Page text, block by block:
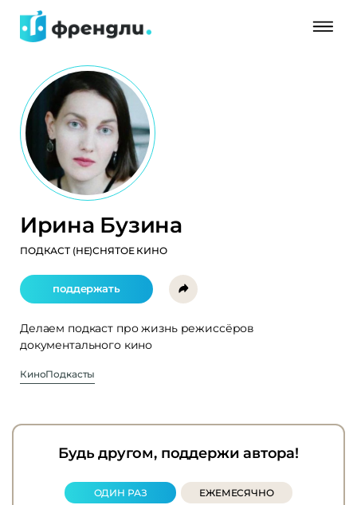
Ирина Бузина
ПОДКАСТ (НЕ)СНЯТОЕ КИНО
поддержать
Делаем подкаст про жизнь режиссёров
документального кино
КиноПодкасты
Будь другом, поддержи автора!
ОДИН РАЗ ЕЖЕМЕСЯЧНО